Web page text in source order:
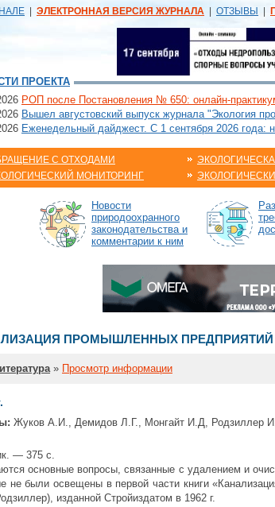
ЭЛЕКТРОННАЯ ВЕРСИЯ ЖУРНАЛА ОТЗЫВЫ
ПРОЕКТА
РОП после Постановления № 650: онлайн-
Вышел августовский выпуск журнала "Экология
Еженедельный дайджест. С 1 сентября 2026 года:
С ОТХОДАМИ
МОНИТОРИНГ
Новости
природоохранного
законодательства и
комментарии к ним
ПРОМЫШЛЕННЫХ ПРЕДПРИЯТИЙ
» Просмотр информации
Жуков А.И., Демидов Л.Г., Монгайт И.Д, Родзиллер
— 375 с.
основные вопросы, связанные с удалением и
не были освещены в первой части книги
изданной Стройиздатом в 1962 г.